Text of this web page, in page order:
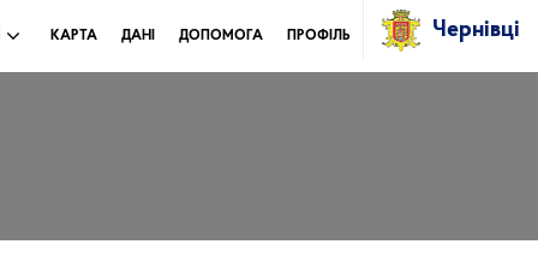
КАРТА ДАНІ ДОПОМОГА ПРОФІЛЬ Чернівці